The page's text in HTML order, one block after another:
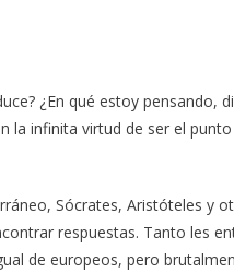
¿En qué estoy pensando,
la infinita virtud de ser el
Sócrates, Aristóteles y
respuestas. Tanto les
de europeos, pero